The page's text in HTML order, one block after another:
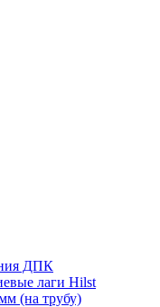
ДПК
лаги Hilst
(на трубу)